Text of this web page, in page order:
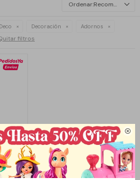

Recomendados
Decoración
Adornos
filtros